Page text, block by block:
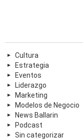
Cultura
Estrategia
Eventos
Liderazgo
Marketing
Modelos de Negocio
News Ballarin
Podcast
Sin categorizar